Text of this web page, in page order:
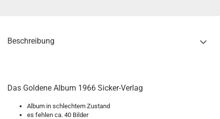
Beschreibung
Das Goldene Album 1966 Sicker-Verlag
Album in schlechtem Zustand
es fehlen ca. 40 Bilder